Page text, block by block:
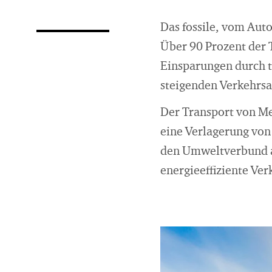
Das fossile, vom
Über 90 Prozent der
Einsparungen durch
steigenden
Der Transport von
eine Verlagerung
den Umweltverbund
energieeffiziente